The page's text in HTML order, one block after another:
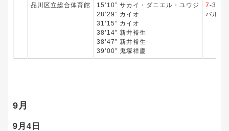
品川区立総合体育館
15’10” サカイ・ダニエル・ユウジ
28’29” カイオ
31’15” カイオ
38’14” 新井裕生
38’47” 新井裕生
39’00” 鬼塚祥慶
7-3
バルド
9月
9月4日